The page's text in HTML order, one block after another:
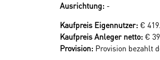
Wir weisen darauf hin, dass
Der Vermittler ist als
Ausrichtung: -
Kaufpreis Eigennutzer: €
Kaufpreis Anleger netto: €
Provision: Provision bezahlt